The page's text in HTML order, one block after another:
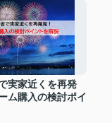
実家近くを再発
ム購入の検討ポイ